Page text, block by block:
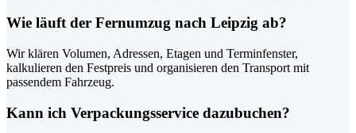
Wie läuft der Fernumzug nach Leipzig ab?
Wir klären Volumen, Adressen, Etagen und Terminfenster,
kalkulieren den Festpreis und organisieren den Transport mit
passendem Fahrzeug.
Kann ich Verpackungsservice dazubuchen?